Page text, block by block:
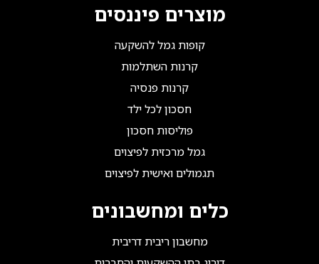
מוצרים פיננסים
קופות גמל להשקעה
קרנות השתלמות
קרנות פנסיה
חסכון לכל ילד
פוליסות חסכון
גמל מרכזית לפיצוים
תגמולים ואישית לפיצוים
כלים ומחשבונים
מחשבון ריבית דריבית